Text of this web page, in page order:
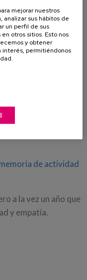
de actividad
a la vez un año que
y empatía.
mejorar nuestros
analizar sus hábitos de
un perfil de sus
otros sitios. Esto nos
y obtener
interés, permitiéndonos